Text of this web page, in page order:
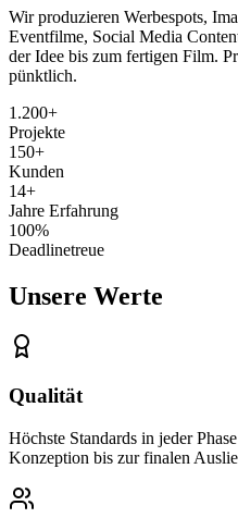
Wir produzieren Werbespots,
Eventfilme, Social Media
der Idee bis zum fertigen Film.
pünktlich.
1.200+
Projekte
150+
Kunden
14+
Jahre Erfahrung
100%
Deadlinetreue
Unsere Werte
Qualität
Höchste Standards in jeder
Konzeption bis zur finalen